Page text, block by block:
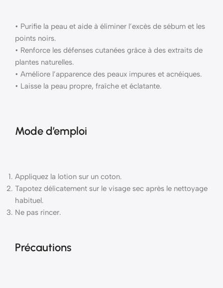
• Purifie la peau et aide à éliminer l’excès de sébum et les
points noirs.
• Renforce les défenses cutanées grâce à des extraits de
plantes naturelles.
• Améliore l’apparence des peaux impures et acnéiques.
• Laisse la peau propre, fraîche et éclatante.
Mode d’emploi
Appliquez la lotion sur un coton.
Tapotez délicatement sur le visage sec après le nettoyage
habituel.
Ne pas rincer.
Précautions